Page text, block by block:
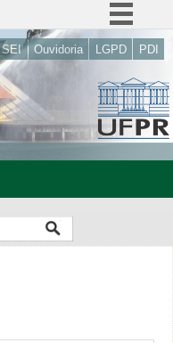
Simplifique!
Comunica BR
Participe
Acesso à informação
Legislação
SEI Ouvidoria LGPD PDI